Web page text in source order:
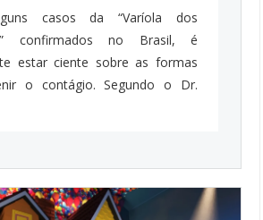
casos da “Varíola dos
confirmados no Brasil, é
estar ciente sobre as formas
o contágio. Segundo o Dr.